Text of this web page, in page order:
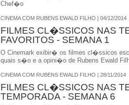
Chef�o
CINEMA COM RUBENS EWALD FILHO | 04/12/2014
FILMES CL�SSICOS NAS
FAVORITOS - SEMANA 1
O Cinemark exibir� os filmes cl�ssicos
quais s�o e a opini�o de Rubens Ewald
CINEMA COM RUBENS EWALD FILHO | 28/11/2014
FILMES CL�SSICOS NAS
TEMPORADA - SEMANA 6